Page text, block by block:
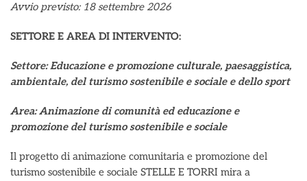
Avvio previsto: 18 settembre 2026
SETTORE E AREA DI INTERVENTO:
Settore: Educazione e promozione culturale, paesaggistica,
ambientale, del turismo sostenibile e sociale e dello sport
Area: Animazione di comunità ed educazione e
promozione del turismo sostenibile e sociale
Il progetto di animazione comunitaria e promozione del
turismo sostenibile e sociale STELLE E TORRI mira a